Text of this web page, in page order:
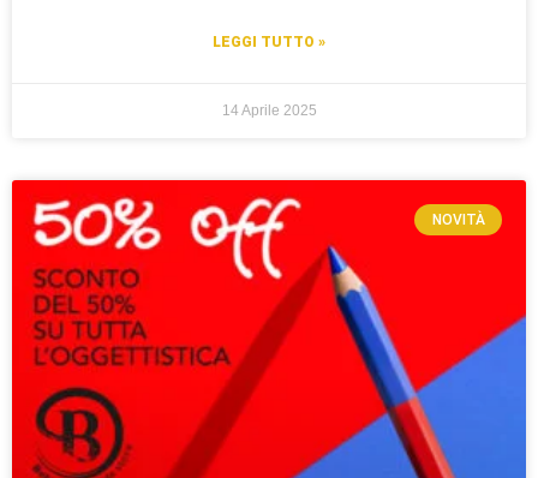
LEGGI TUTTO »
14 Aprile 2025
NOVITÀ